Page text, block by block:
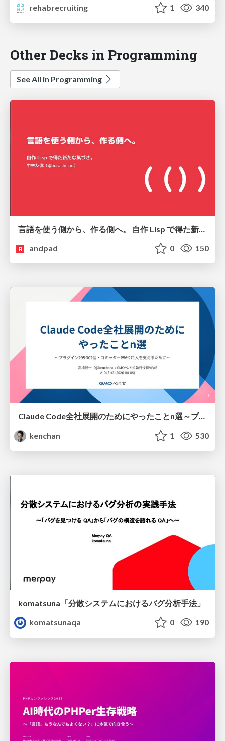
rehabrecruiting
1 340
Other Decks in Programming
See All in Programming
言語を使う側から、作る側へ。 自作 Lisp で得た新たな気づき。
andpad
0 150
Claude Code全社展開のためにやったことn選～プラグイン302個・コミッター271人を支えるために～
kenchan
1 530
komatsuna「分散システムにおけるバグ分析手法」
komatsunaqa
0 190